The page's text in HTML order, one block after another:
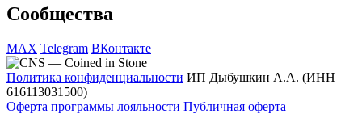
Сообщества
MAX Telegram ВКонтакте
Политика конфиденциальности ИП Дыбушкин А.А. (ИНН
616113031500)
Оферта программы лояльности Публичная оферта